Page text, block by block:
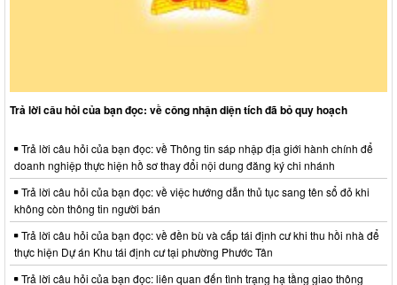
Trả lời câu hỏi của bạn đọc: về công nhận diện tích đã bỏ quy hoạch
Trả lời câu hỏi của bạn đọc: về Thông tin sáp nhập địa giới hành chính để
doanh nghiệp thực hiện hồ sơ thay đổi nội dung đăng ký chi nhánh
Trả lời câu hỏi của bạn đọc: về việc hướng dẫn thủ tục sang tên sổ đỏ khi
không còn thông tin người bán
Trả lời câu hỏi của bạn đọc: về đền bù và cấp tái định cư khi thu hồi nhà để
thực hiện Dự án Khu tái định cư tại phường Phước Tân
Trả lời câu hỏi của bạn đọc: liên quan đến tình trạng hạ tầng giao thông